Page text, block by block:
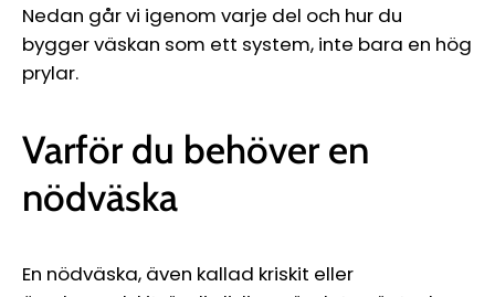
Nedan går vi igenom varje del och hur du
bygger väskan som ett system, inte bara en hög
prylar.
Varför du behöver en
nödväska
En nödväska, även kallad kriskit eller